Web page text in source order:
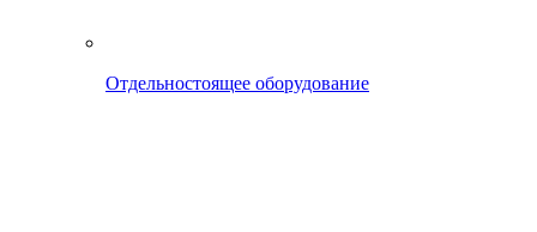
Отдельностоящее оборудование